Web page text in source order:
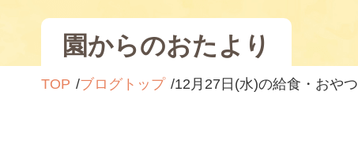
園からのおたより
TOP ブログトップ 12月27日(水)の給食・おやつ